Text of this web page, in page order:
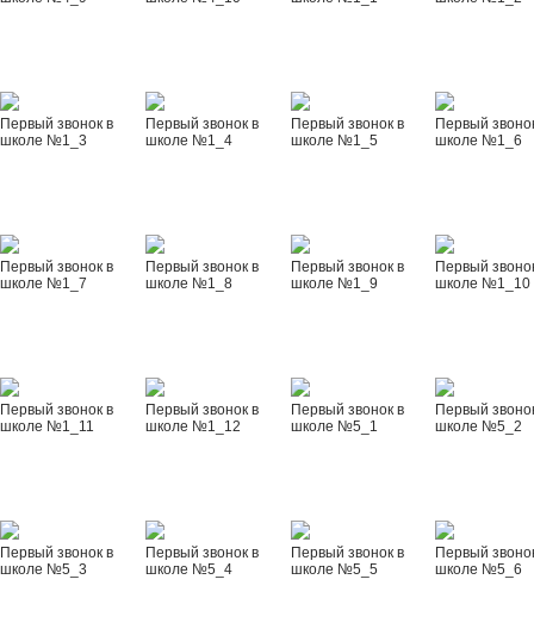
Первый звонок в
школе №1_3
Первый звонок в
школе №1_4
Первый звонок в
школе №1_5
Первый
школе №1_6
Первый звонок в
школе №1_7
Первый звонок в
школе №1_8
Первый звонок в
школе №1_9
Первый
школе №1_10
Первый звонок в
школе №1_11
Первый звонок в
школе №1_12
Первый звонок в
школе №5_1
Первый
школе №5_2
Первый звонок в
школе №5_3
Первый звонок в
школе №5_4
Первый звонок в
школе №5_5
Первый
школе №5_6